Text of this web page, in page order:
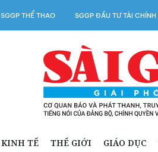
SGGP THỂ THAO SGGP ĐẦU TƯ TÀI CHÍNH
KINH TẾ THẾ GIỚI GIÁO DỤC